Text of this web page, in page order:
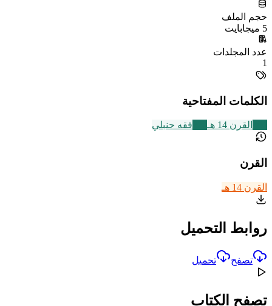
حجم الملف
5 ميجابايت
عدد المجلدات
1
الكلمات المفتاحية
القرن 14 هـ فقه حنبلي
القرن
القرن 14 هـ
روابط التحميل
تصفح تحميل
تصفح الكتاب